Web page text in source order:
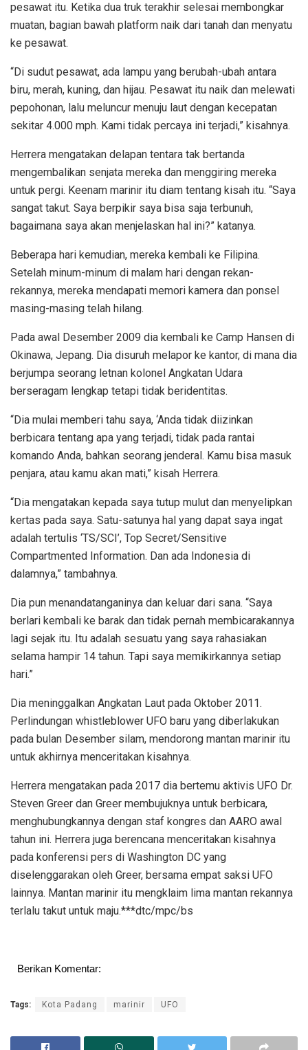
pesawat itu. Ketika dua truk terakhir selesai membongkar
muatan, bagian bawah platform naik dari tanah dan menyatu
ke pesawat.
“Di sudut pesawat, ada lampu yang berubah-ubah antara
biru, merah, kuning, dan hijau. Pesawat itu naik dan melewati
pepohonan, lalu meluncur menuju laut dengan kecepatan
sekitar 4.000 mph. Kami tidak percaya ini terjadi,” kisahnya.
Herrera mengatakan delapan tentara tak bertanda
mengembalikan senjata mereka dan menggiring mereka
untuk pergi. Keenam marinir itu diam tentang kisah itu. “Saya
sangat takut. Saya berpikir saya bisa saja terbunuh,
bagaimana saya akan menjelaskan hal ini?” katanya.
Beberapa hari kemudian, mereka kembali ke Filipina.
Setelah minum-minum di malam hari dengan rekan-
rekannya, mereka mendapati memori kamera dan ponsel
masing-masing telah hilang.
Pada awal Desember 2009 dia kembali ke Camp Hansen di
Okinawa, Jepang. Dia disuruh melapor ke kantor, di mana dia
berjumpa seorang letnan kolonel Angkatan Udara
berseragam lengkap tetapi tidak beridentitas.
“Dia mulai memberi tahu saya, ‘Anda tidak diizinkan
berbicara tentang apa yang terjadi, tidak pada rantai
komando Anda, bahkan seorang jenderal. Kamu bisa masuk
penjara, atau kamu akan mati,” kisah Herrera.
“Dia mengatakan kepada saya tutup mulut dan menyelipkan
kertas pada saya. Satu-satunya hal yang dapat saya ingat
adalah tertulis ‘TS/SCI’, Top Secret/Sensitive
Compartmented Information. Dan ada Indonesia di
dalamnya,” tambahnya.
Dia pun menandatanganinya dan keluar dari sana. “Saya
berlari kembali ke barak dan tidak pernah membicarakannya
lagi sejak itu. Itu adalah sesuatu yang saya rahasiakan
selama hampir 14 tahun. Tapi saya memikirkannya setiap
hari.”
Dia meninggalkan Angkatan Laut pada Oktober 2011.
Perlindungan whistleblower UFO baru yang diberlakukan
pada bulan Desember silam, mendorong mantan marinir itu
untuk akhirnya menceritakan kisahnya.
Herrera mengatakan pada 2017 dia bertemu aktivis UFO Dr.
Steven Greer dan Greer membujuknya untuk berbicara,
menghubungkannya dengan staf kongres dan AARO awal
tahun ini. Herrera juga berencana menceritakan kisahnya
pada konferensi pers di Washington DC yang
diselenggarakan oleh Greer, bersama empat saksi UFO
lainnya. Mantan marinir itu mengklaim lima mantan rekannya
terlalu takut untuk maju.***dtc/mpc/bs
Berikan Komentar:
Tags: Kota Padang marinir UFO